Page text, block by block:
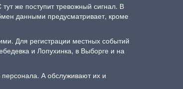
же поступит тревожный сигнал. В
данными предусматривает, кроме
Для регистрации местных событий
и Лопухинка, в Выборге и на
А обслуживают их и